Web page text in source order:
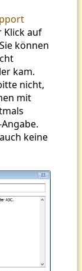
Klick auf
können
kam.
nicht,
mit
keine